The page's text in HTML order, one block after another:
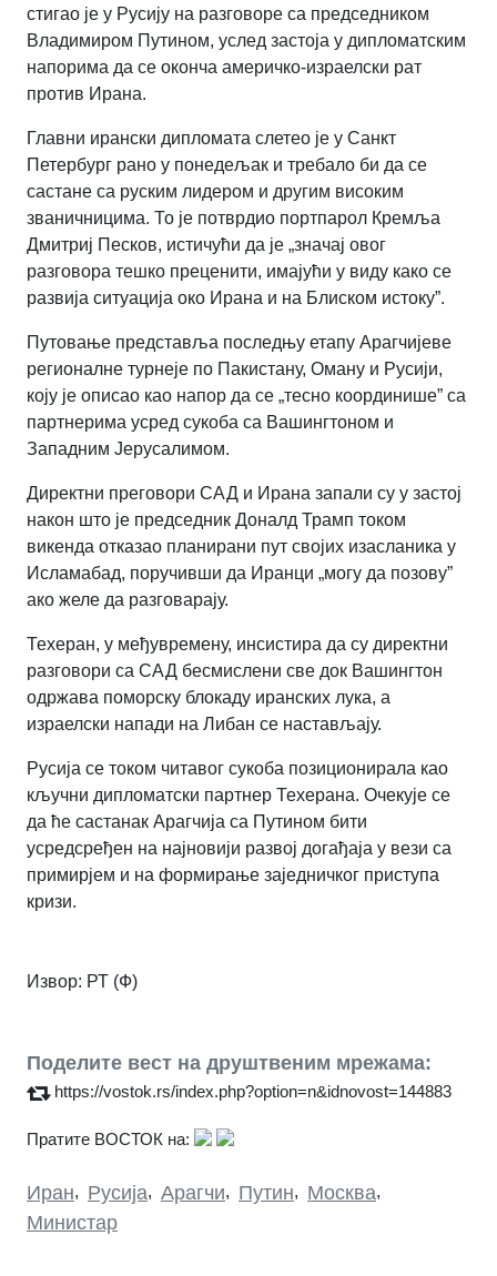
стигао је у Русију на разговоре са председником
Владимиром Путином, услед застоја у дипломатским
напорима да се оконча америчко-израелски рат
против Ирана.
Главни ирански дипломата слетео је у Санкт
Петербург рано у понедељак и требало би да се
састане са руским лидером и другим високим
званичницима. То је потврдио портпарол Кремља
Дмитриј Песков, истичући да је „значај овог
разговора тешко преценити, имајући у виду како се
развија ситуација око Ирана и на Блиском истоку”.
Путовање представља последњу етапу Арагчијеве
регионалне турнеје по Пакистану, Оману и Русији,
коју је описао као напор да се „тесно координише” са
партнерима усред сукоба са Вашингтоном и
Западним Јерусалимом.
Директни преговори САД и Ирана запали су у застој
након што је председник Доналд Трамп током
викенда отказао планирани пут својих изасланика у
Исламабад, поручивши да Иранци „могу да позову”
ако желе да разговарају.
Техеран, у међувремену, инсистира да су директни
разговори са САД бесмислени све док Вашингтон
одржава поморску блокаду иранских лука, а
израелски напади на Либан се настављају.
Русија се током читавог сукоба позиционирала као
кључни дипломатски партнер Техерана. Очекује се
да ће састанак Арагчија са Путином бити
усредсређен на најновији развој догађаја у вези са
примирјем и на формирање заједничког приступа
кризи.
Извор: РТ (Ф)
Поделите вест на друштвеним мрежама:
https://vostok.rs/index.php?option=n&idnovost=144883
Пратите ВОСТОК на:
Иран, Русија, Арагчи, Путин, Москва,
Министар